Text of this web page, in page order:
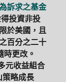
訴求之基金
投資非投
於美國，且
百分之二十
時更改。
元收益組合
策略成長